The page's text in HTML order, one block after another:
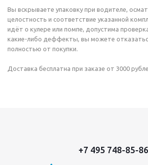
Вы вскрываете упаковку при водителе,
целостность и соответствие указанной
идёт о кулере или помпе, допустима
какие-либо деффекты, вы можете
полностью от покупки.
Доставка бесплатна при заказе от 3000
+7 495 748-85-86